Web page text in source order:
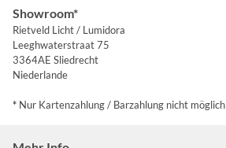
Showroom*
Rietveld Licht / Lumidora
Leeghwaterstraat 75
3364AE Sliedrecht
Niederlande
* Nur Kartenzahlung / Barzahlung nicht möglich